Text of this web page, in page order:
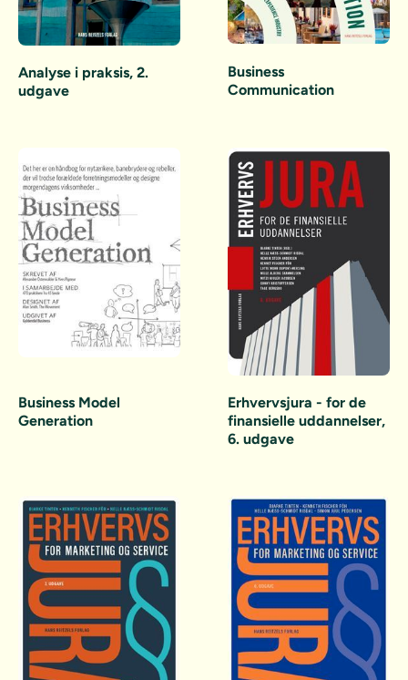
Analyse i praksis, 2.
udgave
Business
Communication
Business Model
Generation
Erhvervsjura - for de
finansielle uddannelser,
6. udgave